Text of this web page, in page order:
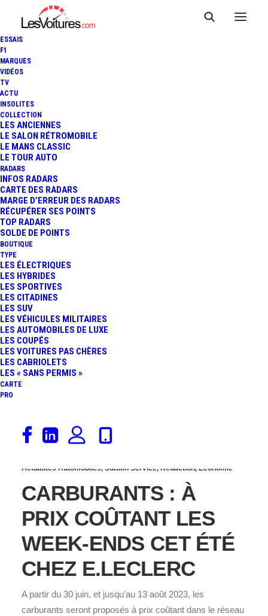
ESSAIS
F1
MARQUES
VIDÉOS
TV
ACTU
INSOLITES
COLLECTION
LES ANCIENNES
LE SALON RÉTROMOBILE
LE MANS CLASSIC
LE TOUR AUTO
RADARS
INFOS RADARS
CARTE DES RADARS
MARGE D’ERREUR DES RADARS
RÉCUPÉRER SES POINTS
TOP RADARS
SOLDE DE POINTS
BOUTIQUE
TYPE
LES ÉLECTRIQUES
LES HYBRIDES
LES SPORTIVES
LES CITADINES
LES SUV
LES VÉHICULES MILITAIRES
LES AUTOMOBILES DE LUXE
LES COUPÉS
LES VOITURES PAS CHÈRES
LES CABRIOLETS
LES « SANS PERMIS »
CARTE
PRO
27 septembre 2023
CARBURANTS : À PRIX
COÛTANT DANS LES
STATIONS-SERVICE
E.LECLERC ET
CARREFOUR
Actualités Automobiles, Station Service, Rédaction, Économie
CARBURANTS : À
PRIX COÛTANT LES
WEEK-ENDS CET ÉTÉ
CHEZ E.LECLERC
A partir du 30 juin, et jusqu'au 13 août 2023, les
carburants seront proposés à prix coûtant dans le réseau